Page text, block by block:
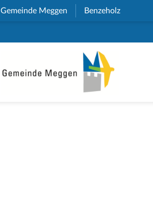
Gemeinde Meggen (External Link)
Benzeholz(External